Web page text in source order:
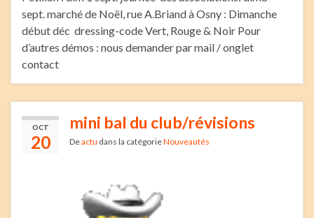
sept. marché de Noël, rue A.Briand à Osny : Dimanche
début déc dressing-code Vert, Rouge & Noir Pour
d’autres démos : nous demander par mail / onglet
contact
OCT
20
mini bal du club/révisions
Deactu dans la catégorieNouveautés